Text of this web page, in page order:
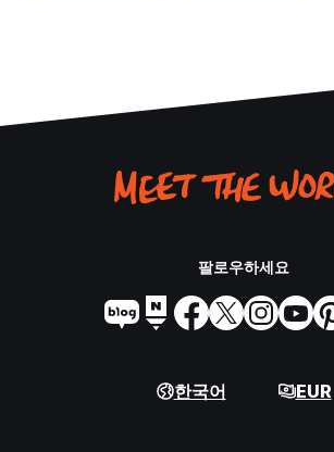
팔로우하세요
한국어 EUR